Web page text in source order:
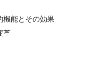
機能とその効果
革